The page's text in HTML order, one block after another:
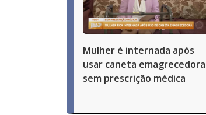
Mulher é internada após
usar caneta emagrecedora
sem prescrição médica